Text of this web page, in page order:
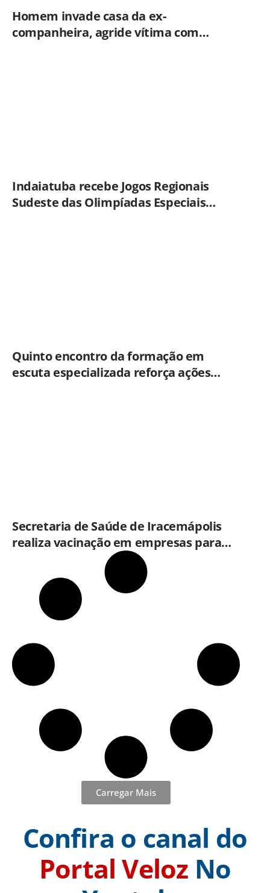
Homem invade casa da ex-
companheira, agride vítima com
Indaiatuba recebe Jogos Regionais
Sudeste das Olimpíadas Especiais
Quinto encontro da formação em
escuta especializada reforça ações
Secretaria de Saúde de Iracemápolis
realiza vacinação em empresas para
ampliar imunização
Carregar Mais
Confira o canal do
Portal Veloz No